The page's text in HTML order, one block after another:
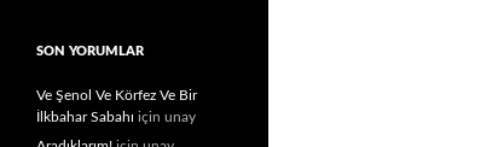
SON YORUMLAR
Ve Şenol Ve Körfez Ve Bir
İlkbahar Sabahı için unay